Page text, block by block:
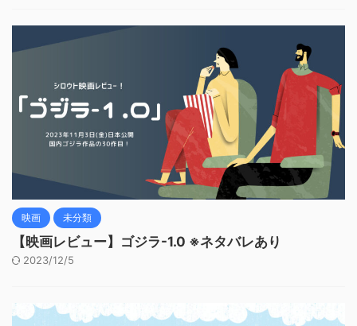
映画 未分類
【映画レビュー】ゴジラ-1.0 ※ネタバレあり
2023/12/5